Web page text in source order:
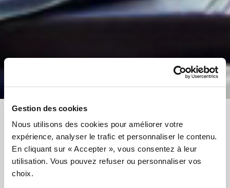
Gestion des cookies
Nous utilisons des cookies pour améliorer votre
expérience, analyser le trafic et personnaliser le contenu.
En cliquant sur « Accepter », vous consentez à leur
utilisation. Vous pouvez refuser ou personnaliser vos
choix.
Cases Oxygène FSE+
Carte globale des établissements